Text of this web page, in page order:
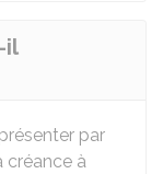
il
par
créance à